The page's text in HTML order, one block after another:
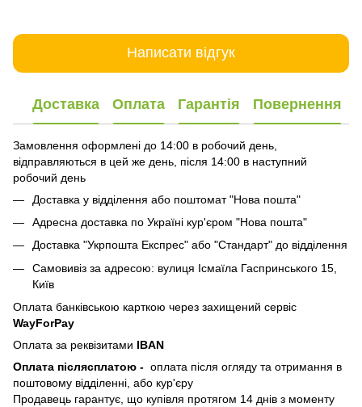
Написати відгук
Доставка Оплата Гарантія Повернення
Замовлення оформлені до 14:00 в робочий день,
відправляються в цей же день, після 14:00 в наступний
робочий день
Доставка у відділення або поштомат "Нова пошта"
Адресна доставка по Україні кур'єром "Нова пошта"
Доставка "Укрпошта Експрес" або "Стандарт" до відділення
Самовивіз за адресою: вулиця Ісмаїла Гаспринського 15,
Київ
Оплата банківською карткою через захищений сервіс
WayForPay
Оплата за реквізитами IBAN
Оплата післясплатою - оплата після огляду та отримання в
поштовому відділенні, або кур'єру
Продавець гарантує, що купівля протягом 14 днів з моменту